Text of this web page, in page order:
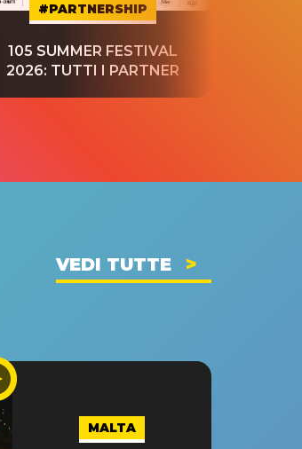
#PARTNERSHIP
105 SUMMER FESTIVAL
2026: TUTTI I PARTNER
VEDI TUTTE
MALTA